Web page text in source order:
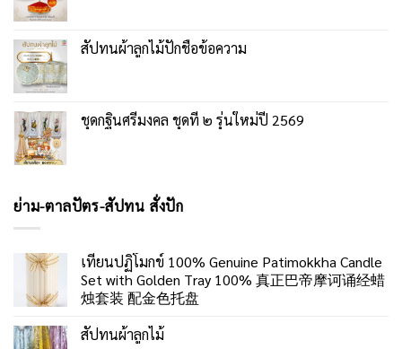
สัปทนผ้าลูกไม้ปักชื่อข้อความ
ชุดกฐินศรีมงคล ชุดที่ ๒ รุ่นใหม่ปี 2569
ย่าม-ตาลปัตร-สัปทน สั่งปัก
เทียนปฏิโมกข์ 100% Genuine Patimokkha Candle
Set with Golden Tray 100% 真正巴帝摩诃诵经蜡
烛套装 配金色托盘
สัปทนผ้าลูกไม้